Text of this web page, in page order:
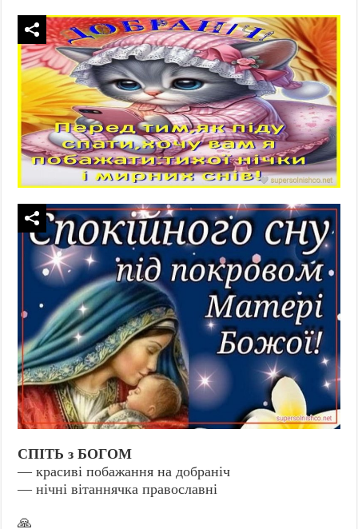
СПІТЬ з БОГОМ
— красиві побажання на добраніч
— нічні вітаннячка православні
🙏